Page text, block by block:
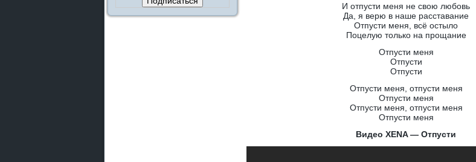
И отпусти меня не свою любовь
Да, я верю в наше расставание
Отпусти меня, всё остыло
Поцелую только на прощание
Отпусти меня
Отпусти
Отпусти
Отпусти меня, отпусти меня
Отпусти меня
Отпусти меня, отпусти меня
Отпусти меня
Видео XENA — Отпусти